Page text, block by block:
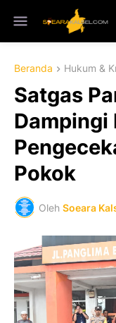
Beranda Hukum &
Satgas
Dampingi
Pokok
Oleh Soeara